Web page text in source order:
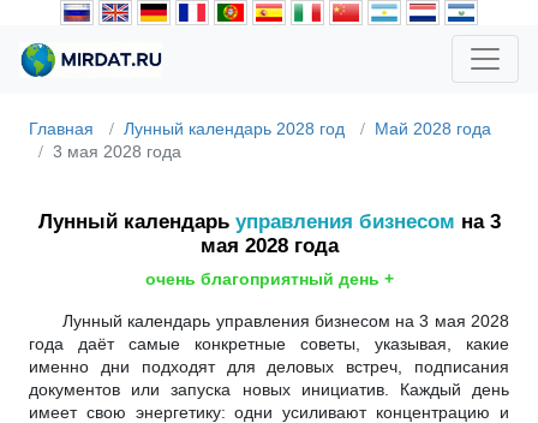
Главная Лунный календарь 2028 год
Май 2028 года
3 мая 2028 года
Лунный календарь управления бизнесом на 3
мая 2028 года
очень благоприятный день +
Лунный календарь управления бизнесом на 3 мая 2028
года даёт самые конкретные советы, указывая, какие
именно дни подходят для деловых встреч, подписания
документов или запуска новых инициатив. Каждый день
имеет свою энергетику: одни усиливают концентрацию и